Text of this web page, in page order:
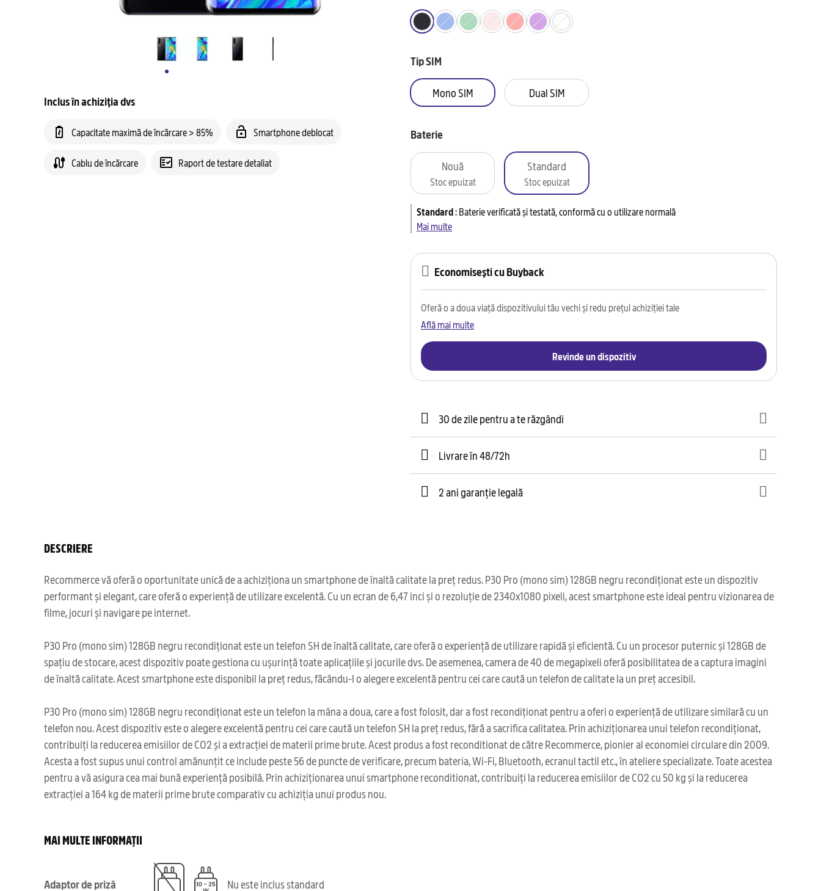
Inclus în achiziția dvs
Capacitate maximă de încărcare > 85% Smartphone deblocat
Cablu de încărcare Raport de testare detaliat
Tip SIM
Mono SIM Dual SIM
Baterie
Nouă
Stoc epuizat
Standard
Stoc epuizat
Standard:Baterie verificată și testată, conformă cu o utilizare normală
Mai multe
Economisești cu Buyback
Oferă o a doua viață dispozitivului tău vechi și redu prețul achiziției tale
Află mai multe
Revinde un dispozitiv
30 de zile pentru a te răzgândi
Livrare în 48/72h
2 ani garanție legală
DESCRIERE
Recommerce vă oferă o oportunitate unică de a achiziționa un smartphone de înaltă calitate la preț redus. P30 Pro (mono sim) 128GB negru recondiționat este un dispozitiv
performant și elegant, care oferă o experiență de utilizare excelentă. Cu un ecran de 6,47 inci și o rezoluție de 2340x1080 pixeli, acest smartphone este ideal pentru vizionarea de
filme, jocuri și navigare pe internet.
P30 Pro (mono sim) 128GB negru recondiționat este un telefon SH de înaltă calitate, care oferă o experiență de utilizare rapidă și eficientă. Cu un procesor puternic și 128GB de
spațiu de stocare, acest dispozitiv poate gestiona cu ușurință toate aplicațiile și jocurile dvs. De asemenea, camera de 40 de megapixeli oferă posibilitatea de a captura imagini
de înaltă calitate. Acest smartphone este disponibil la preț redus, făcându-l o alegere excelentă pentru cei care caută un telefon de calitate la un preț accesibil.
P30 Pro (mono sim) 128GB negru recondiționat este un telefon la mâna a doua, care a fost folosit, dar a fost recondiționat pentru a oferi o experiență de utilizare similară cu un
telefon nou. Acest dispozitiv este o alegere excelentă pentru cei care caută un telefon SH la preț redus, fără a sacrifica calitatea. Prin achiziționarea unui telefon recondiționat,
contribuiți la reducerea emisiilor de CO2 și a extracției de materii prime brute. Acest produs a fost reconditionat de către Recommerce, pionier al economiei circulare din 2009.
Acesta a fost supus unui control amănunțit ce include peste 56 de puncte de verificare, precum bateria, Wi-Fi, Bluetooth, ecranul tactil etc., în ateliere specializate. Toate acestea
pentru a vă asigura cea mai bună experiență posibilă. Prin achiziționarea unui smartphone reconditionat, contribuiți la reducerea emisiilor de CO2 cu 50 kg și la reducerea
extracției a 164 kg de materii prime brute comparativ cu achiziția unui produs nou.
MAI MULTE INFORMAȚII
Adaptor de priză Nu este inclus standard